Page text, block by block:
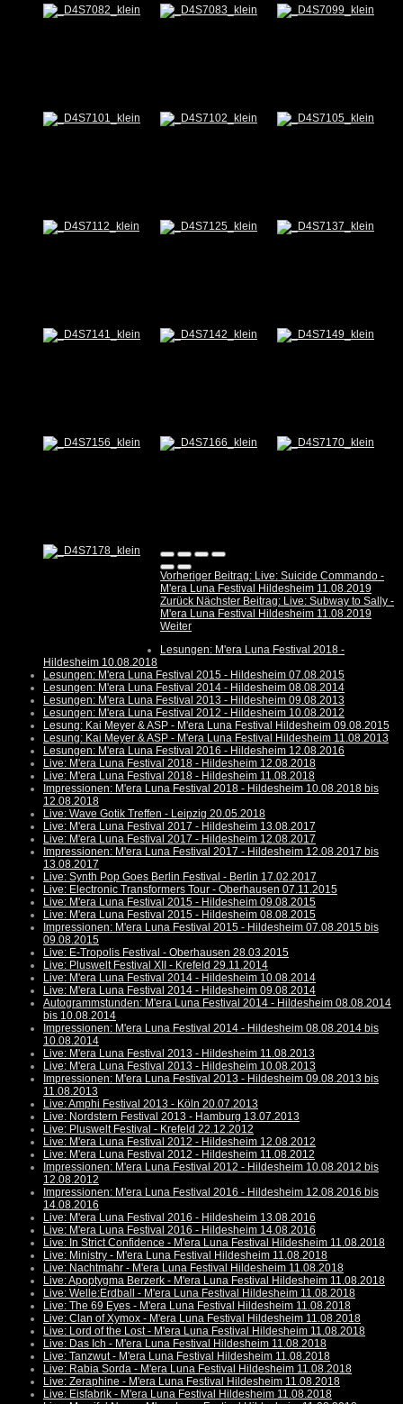
Vorheriger Beitrag: Live: Suicide Commando -
M'era Luna Festival Hildesheim 11.08.2019
Zurück Nächster Beitrag: Live: Subway to Sally -
M'era Luna Festival Hildesheim 11.08.2019
Weiter
Lesungen: M'era Luna Festival 2018 -
Hildesheim 10.08.2018
Lesungen: M'era Luna Festival 2015 - Hildesheim 07.08.2015
Lesungen: M'era Luna Festival 2014 - Hildesheim 08.08.2014
Lesungen: M'era Luna Festival 2013 - Hildesheim 09.08.2013
Lesungen: M'era Luna Festival 2012 - Hildesheim 10.08.2012
Lesung: Kai Meyer & ASP - M'era Luna Festival Hildesheim 09.08.2015
Lesung: Kai Meyer & ASP - M'era Luna Festival Hildesheim 11.08.2013
Lesungen: M'era Luna Festival 2016 - Hildesheim 12.08.2016
Live: M'era Luna Festival 2018 - Hildesheim 12.08.2018
Live: M'era Luna Festival 2018 - Hildesheim 11.08.2018
Impressionen: M'era Luna Festival 2018 - Hildesheim 10.08.2018 bis
12.08.2018
Live: Wave Gotik Treffen - Leipzig 20.05.2018
Live: M'era Luna Festival 2017 - Hildesheim 13.08.2017
Live: M'era Luna Festival 2017 - Hildesheim 12.08.2017
Impressionen: M'era Luna Festival 2017 - Hildesheim 12.08.2017 bis
13.08.2017
Live: Synth Pop Goes Berlin Festival - Berlin 17.02.2017
Live: Electronic Transformers Tour - Oberhausen 07.11.2015
Live: M'era Luna Festival 2015 - Hildesheim 09.08.2015
Live: M'era Luna Festival 2015 - Hildesheim 08.08.2015
Impressionen: M'era Luna Festival 2015 - Hildesheim 07.08.2015 bis
09.08.2015
Live: E-Tropolis Festival - Oberhausen 28.03.2015
Live: Pluswelt Festival XII - Krefeld 29.11.2014
Live: M'era Luna Festival 2014 - Hildesheim 10.08.2014
Live: M'era Luna Festival 2014 - Hildesheim 09.08.2014
Autogrammstunden: M'era Luna Festival 2014 - Hildesheim 08.08.2014
bis 10.08.2014
Impressionen: M'era Luna Festival 2014 - Hildesheim 08.08.2014 bis
10.08.2014
Live: M'era Luna Festival 2013 - Hildesheim 11.08.2013
Live: M'era Luna Festival 2013 - Hildesheim 10.08.2013
Impressionen: M'era Luna Festival 2013 - Hildesheim 09.08.2013 bis
11.08.2013
Live: Amphi Festival 2013 - Köln 20.07.2013
Live: Nordstern Festival 2013 - Hamburg 13.07.2013
Live: Pluswelt Festival - Krefeld 22.12.2012
Live: M'era Luna Festival 2012 - Hildesheim 12.08.2012
Live: M'era Luna Festival 2012 - Hildesheim 11.08.2012
Impressionen: M'era Luna Festival 2012 - Hildesheim 10.08.2012 bis
12.08.2012
Impressionen: M'era Luna Festival 2016 - Hildesheim 12.08.2016 bis
14.08.2016
Live: M'era Luna Festival 2016 - Hildesheim 13.08.2016
Live: M'era Luna Festival 2016 - Hildesheim 14.08.2016
Live: In Strict Confidence - M'era Luna Festival Hildesheim 11.08.2018
Live: Ministry - M'era Luna Festival Hildesheim 11.08.2018
Live: Nachtmahr - M'era Luna Festival Hildesheim 11.08.2018
Live: Apoptygma Berzerk - M'era Luna Festival Hildesheim 11.08.2018
Live: Welle:Erdball - M'era Luna Festival Hildesheim 11.08.2018
Live: The 69 Eyes - M'era Luna Festival Hildesheim 11.08.2018
Live: Clan of Xymox - M'era Luna Festival Hildesheim 11.08.2018
Live: Lord of the Lost - M'era Luna Festival Hildesheim 11.08.2018
Live: Das Ich - M'era Luna Festival Hildesheim 11.08.2018
Live: Tanzwut - M'era Luna Festival Hildesheim 11.08.2018
Live: Rabia Sorda - M'era Luna Festival Hildesheim 11.08.2018
Live: Zeraphine - M'era Luna Festival Hildesheim 11.08.2018
Live: Eisfabrik - M'era Luna Festival Hildesheim 11.08.2018